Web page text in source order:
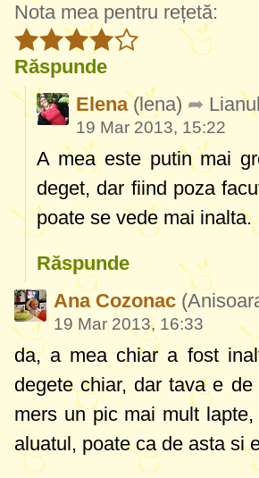
Nota mea pentru rețetă:
Răspunde
Elena(lena)
19 Mar 2013, 15:22
A mea este putin mai
deget, dar fiind poza
poate se vede mai inalta.
Răspunde
Ana Cozonac
19 Mar 2013, 16:33
da, a mea chiar a fost
degete chiar, dar tava e
mers un pic mai mult
aluatul, poate ca de asta si